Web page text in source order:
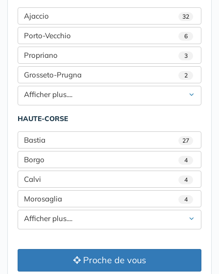
Ajaccio 32
Porto-Vecchio 6
Propriano 3
Grosseto-Prugna 2
Afficher plus....
HAUTE-CORSE
Bastia 27
Borgo 4
Calvi 4
Morosaglia 4
Afficher plus....
Proche de vous